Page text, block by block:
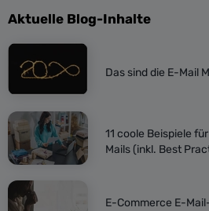
Aktuelle Blog-Inhalte
Das sind die E-Mail
11 coole Beispiele
Mails (inkl. Best
E-Commerce E-